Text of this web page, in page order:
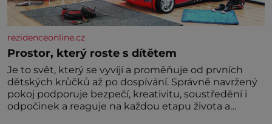
rezidenceonline.cz
Prostor, který roste s dítětem
Je to svět, který se vyvíjí a proměňuje od prvních
dětských krůčků až po dospívání. Správně navržený
pokoj podporuje bezpečí, kreativitu, soustředění i
odpočinek a reaguje na každou etapu života a